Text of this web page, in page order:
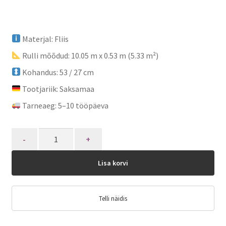
Materjal: Fliis
Rulli mõõdud: 10.05 m x 0.53 m (5.33 m²)
Kohandus: 53 / 27 cm
Tootjariik: Saksamaa
Tarneaeg: 5–10 tööpäeva
Lisa korvi
Telli näidis